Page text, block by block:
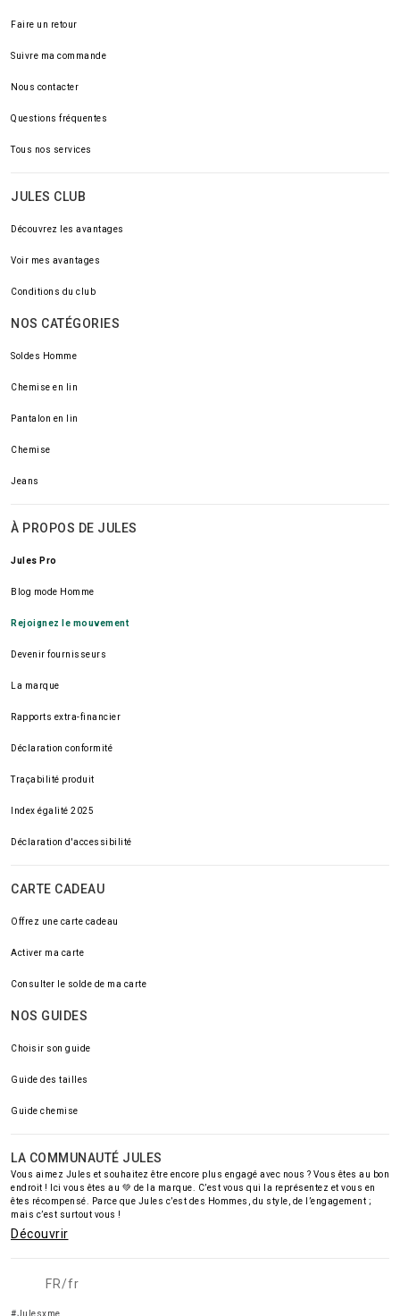
Faire un retour
Suivre ma commande
Nous contacter
Questions fréquentes
Tous nos services
JULES CLUB
Découvrez les avantages
Voir mes avantages
Conditions du club
NOS CATÉGORIES
Soldes Homme
Chemise en lin
Pantalon en lin
Chemise
Jeans
À PROPOS DE JULES
Jules Pro
Blog mode Homme
Rejoignez le mouvement
Devenir fournisseurs
La marque
Rapports extra-financier
Déclaration conformité
Traçabilité produit
Index égalité 2025
Déclaration d'accessibilité
CARTE CADEAU
Offrez une carte cadeau
Activer ma carte
Consulter le solde de ma carte
NOS GUIDES
Choisir son guide
Guide des tailles
Guide chemise
LA COMMUNAUTÉ JULES
Vous aimez Jules et souhaitez être encore plus engagé avec nous ? Vous êtes au bon
endroit ! Ici vous êtes au 💚 de la marque. C’est vous qui la représentez et vous en
êtes récompensé. Parce que Jules c’est des Hommes, du style, de l’engagement ;
mais c’est surtout vous !
Découvrir
FR/fr
#Julesxme